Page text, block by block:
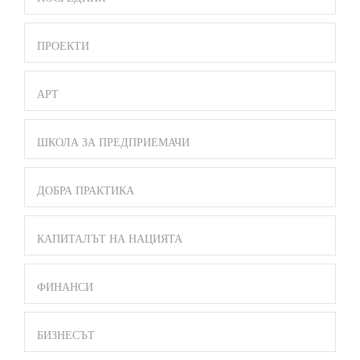
ПРОЕКТИ
АРТ
ШКОЛА ЗА ПРЕДПРИЕМАЧИ
ДОБРА ПРАКТИКА
КАПИТАЛЪТ НА НАЦИЯТА
ФИНАНСИ
БИЗНЕСЪТ